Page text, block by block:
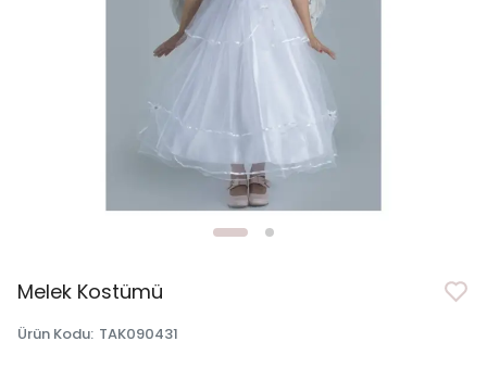
Melek Kostümü
Ürün Kodu: TAK090431